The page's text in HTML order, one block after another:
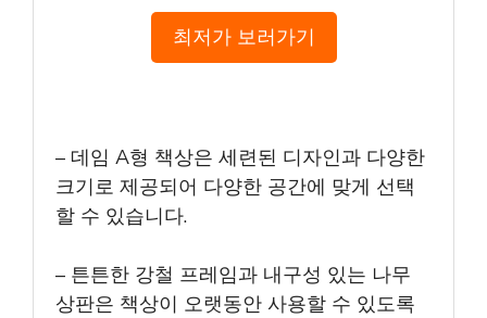
최저가 보러가기
– 데임 A형 책상은 세련된 디자인과 다양한
크기로 제공되어 다양한 공간에 맞게 선택
할 수 있습니다.
– 튼튼한 강철 프레임과 내구성 있는 나무
상판은 책상이 오랫동안 사용할 수 있도록